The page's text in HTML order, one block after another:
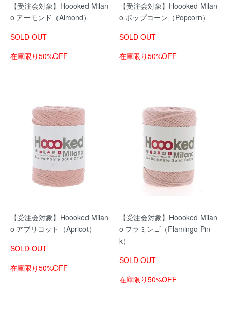
【受注会対象】Hoooked Milan
o アーモンド（Almond）
SOLD OUT
在庫限り50%OFF
【受注会対象】Hoooked Milan
o ポップコーン（Popcorn）
SOLD OUT
在庫限り50%OFF
【受注会対象】Hoooked Milan
o アプリコット（Apricot）
SOLD OUT
在庫限り50%OFF
【受注会対象】Hoooked Milan
o フラミンゴ（Flamingo Pin
k）
SOLD OUT
在庫限り50%OFF